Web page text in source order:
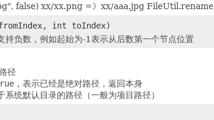
false) xx/xx.png =》xx/aaa.jpg
int toIndex)
持负数，例如起始为-1表示从后数第一个节点位置
径
，表示已经是绝对路径，返回本身
统默认目录的路径（一般为项目路径）